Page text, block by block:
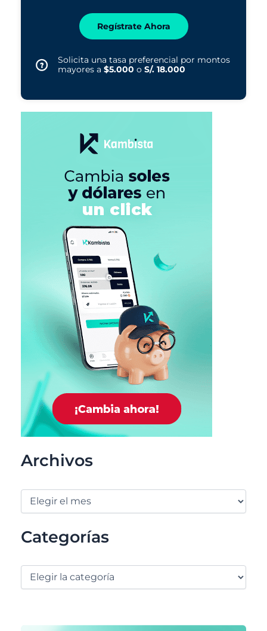
Regístrate Ahora
Solicita una tasa preferencial por montos
mayores a $5.000 o S/. 18.000
Archivos
Categorías